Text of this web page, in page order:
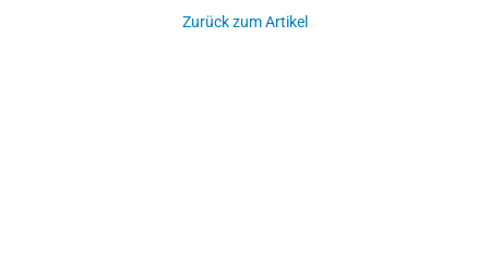
Zurück zum Artikel